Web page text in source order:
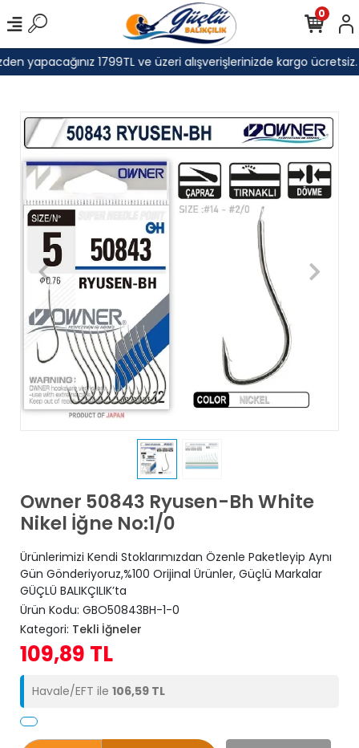
yapacağınız 1799TL ve üzeri alışverişlerinizde kargo ücretsiz.
0
Owner 50843 Ryusen-Bh White
Nikel İğne No:1/0
Ürünlerimizi Kendi Stoklarımızdan Özenle Paketleyip Aynı
Gün Gönderiyoruz,%100 Orijinal Ürünler, Güçlü Markalar
GÜÇLÜ BALIKÇILIK’ta
Ürün Kodu: GBO50843BH-1-0
Kategori: Tekli İğneler
109,89 TL
Havale/EFT ile 106,59 TL